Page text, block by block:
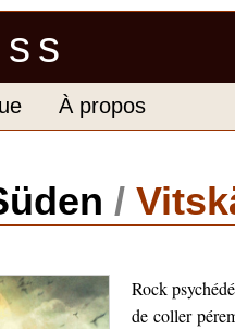
À propos
/
Rock
de coller